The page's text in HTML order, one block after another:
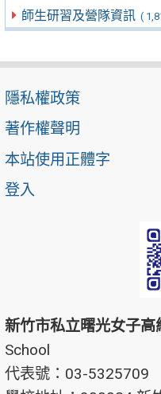
師生研習及營隊資訊 (
隱私權政策
著作權聲明
本站使用正體字
登入
新竹市私立曙光女子高
School
代表號：03-5325709